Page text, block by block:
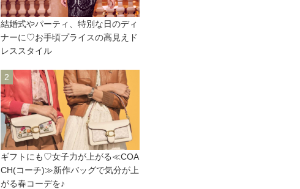
結婚式やパーティ、特別な日のディ
ナーに♡お手頃プライスの高見えド
レススタイル
ギフトにも♡女子力が上がる≪COA
CH(コーチ)≫新作バッグで気分が上
がる春コーデを♪